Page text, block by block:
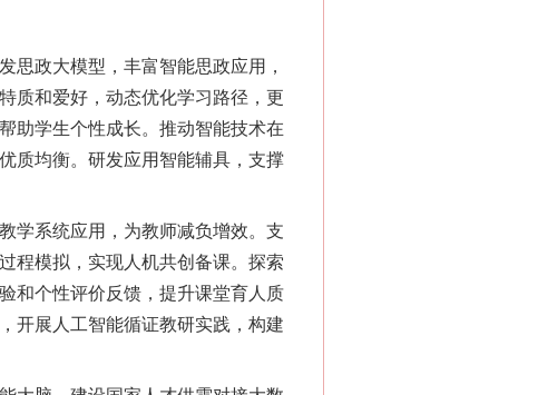
政大模型，丰富智能思政应用，
质和爱好，动态优化学习路径，更
助学生个性成长。推动智能技术在
质均衡。研发应用智能辅具，支撑
系统应用，为教师减负增效。支
程模拟，实现人机共创备课。探索
和个性评价反馈，提升课堂育人质
开展人工智能循证教研实践，构建